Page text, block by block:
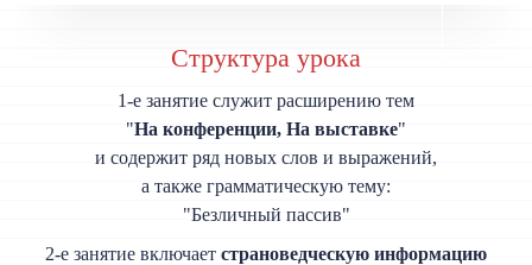
Структура урока
1-е занятие служит расширению тем
"На конференции, На выставке"
и содержит ряд новых слов и выражений,
а также грамматическую тему:
"Безличный пассив"
2-е занятие включает страноведческую информацию